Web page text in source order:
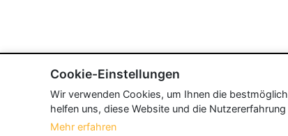
Cookie-Einstellungen
Wir verwenden Cookies, um Ihnen die
helfen uns, diese Website und die
Mehr erfahren